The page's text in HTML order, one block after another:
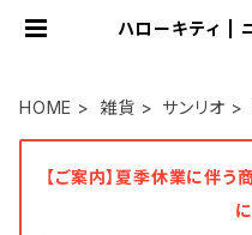
ハローキティ |
HOME 雑貨 サンリオ
【ご案内】夏季休業に伴